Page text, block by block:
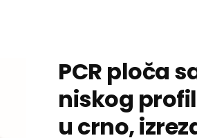
PCR ploča
niskog
u crno,